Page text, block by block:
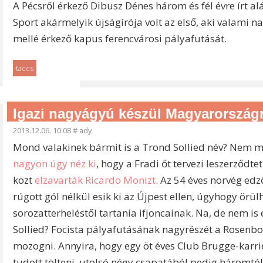
A Pécsről érkező Dibusz Dénes három és fél évre írt
Sport akármelyik újságírója volt az első, aki valami
mellé érkező kapus ferencvárosi pályafutását.
taccs
Igazi nagyágyú készül
2013.12.06. 10:08# ady
Mond valakinek bármit is a Trond Sollied név? Nem
nagyon úgy néz ki, hogy a Fradi őt tervezi
köztelzavarták Ricardo Monizt. Az 54 éves norvég
rúgott gól nélkül esik ki az Újpest ellen, úgyhogy
sorozatterheléstől tartania ifjoncainak. Na, de nem is
Sollied? Focista pályafutásának nagyrészét a
mozogni. Annyira, hogy egy öt éves Club Brugge-